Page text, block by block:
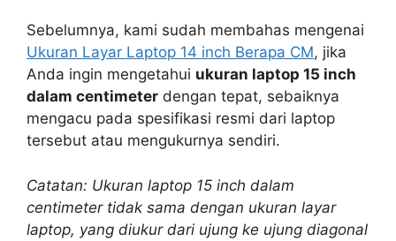
Sebelumnya, kami sudah membahas mengenai
Ukuran Layar Laptop 14 inch Berapa CM, jika
Anda ingin mengetahui ukuran laptop 15 inch
dalam centimeter dengan tepat, sebaiknya
mengacu pada spesifikasi resmi dari laptop
tersebut atau mengukurnya sendiri.
Catatan: Ukuran laptop 15 inch dalam
centimeter tidak sama dengan ukuran layar
laptop, yang diukur dari ujung ke ujung diagonal